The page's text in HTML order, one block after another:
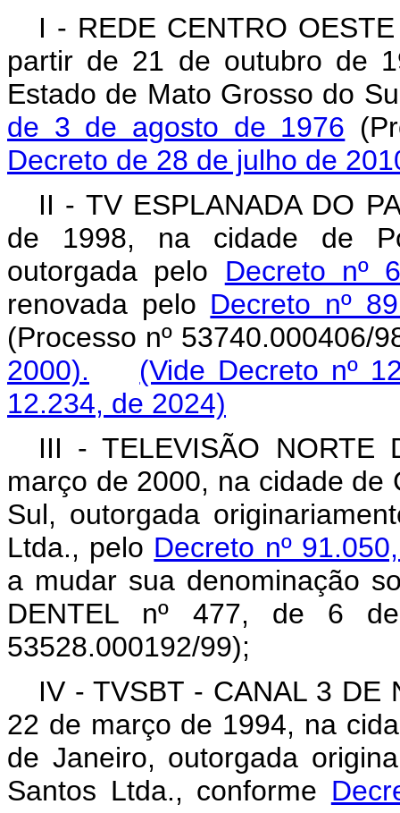
I - REDE CENTRO
partir de 21 de outubro de
Estado de Mato Grosso do
de 3 de agosto de 1976
Decreto de 28 de julho de
II - TV ESPLANADA DO
de 1998, na cidade de
outorgada pelo Decreto nº
renovada pelo Decreto nº
(Processo nº
2000).
(Vide Decreto nº
12.234, de 2024)
III - TELEVISÃO
março de 2000, na cidade de
Sul, outorgada
Ltda., pelo Decreto nº
a mudar sua denominação
DENTEL nº 477, de 6
53528.000192/99);
IV - TVSBT - CANAL 3 DE
22 de março de 1994, na
de Janeiro, outorgada
Santos Ltda., conforme